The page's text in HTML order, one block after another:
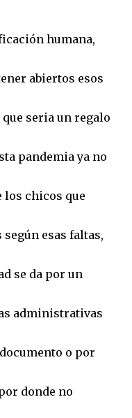
humana,
abiertos esos
seria un regalo
pandemia ya no
los chicos que
esas faltas,
se da por un
administrativas
o por
donde no